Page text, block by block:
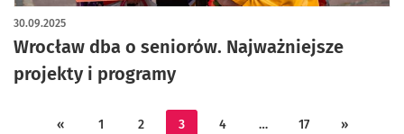
Wrocław dba o seniorów. Najważniejsze
projekty i programy
30.09.2025
« 1 2 3 4 … 17 »